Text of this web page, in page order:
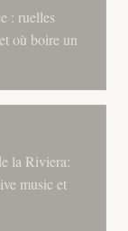
: ruelles
où boire un
la Riviera:
music et